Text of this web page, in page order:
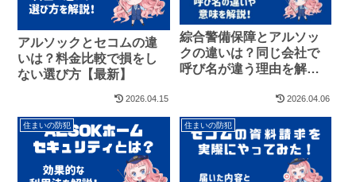
アルソックとセコムの違
いは？料金比較で損をし
ない選び方【最新】
2026.04.15
綜合警備保障とアルソッ
クの違いは？同じ会社で
呼び名が違う理由を解
2026.04.06
住まいの防犯 住まいの防犯